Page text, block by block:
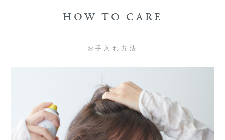
HOW TO CARE
お手入れ方法